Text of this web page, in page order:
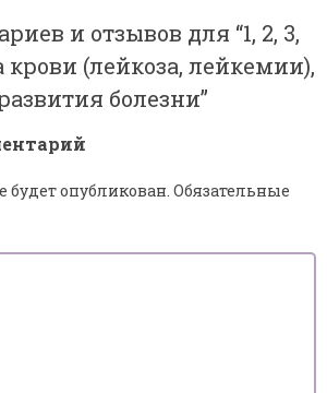
и отзывов для “1, 2, 3,
крови (лейкоза, лейкемии),
болезни”
опубликован. Обязательные